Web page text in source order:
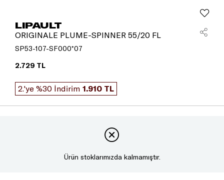
LIPAULT
ORIGINALE PLUME-SPINNER 55/20 FL
SP53-107-SF000*07
2.729 TL
2.'ye %30 İndirim 1.910 TL
Ürün stoklarımızda kalmamıştır.